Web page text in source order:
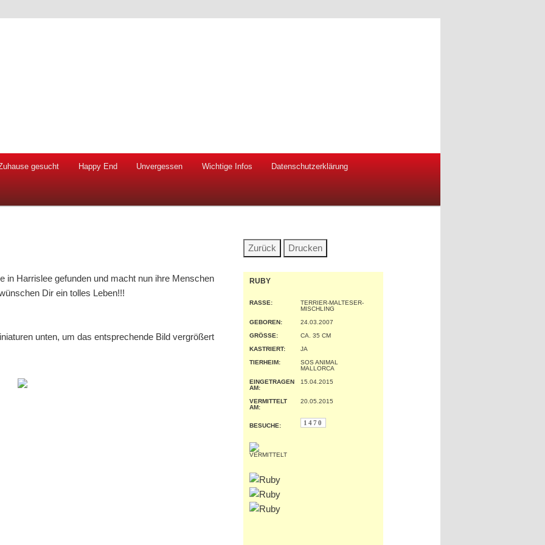
gesucht Happy End Unvergessen Wichtige Infos Datenschutzerklärung
in Harrislee gefunden und macht nun ihre Menschen
Dir ein tolles Leben!!!
unten, um das entsprechende Bild vergrößert
RUBY
RASSE:
TERRIER-MALTESER-
MISCHLING
GEBOREN:
24.03.2007
GRÖSSE:
CA. 35 CM
KASTRIERT:
JA
TIERHEIM:
SOS ANIMAL
MALLORCA
EINGETRAGEN
AM:
15.04.2015
VERMITTELT
AM:
20.05.2015
BESUCHE: 1470